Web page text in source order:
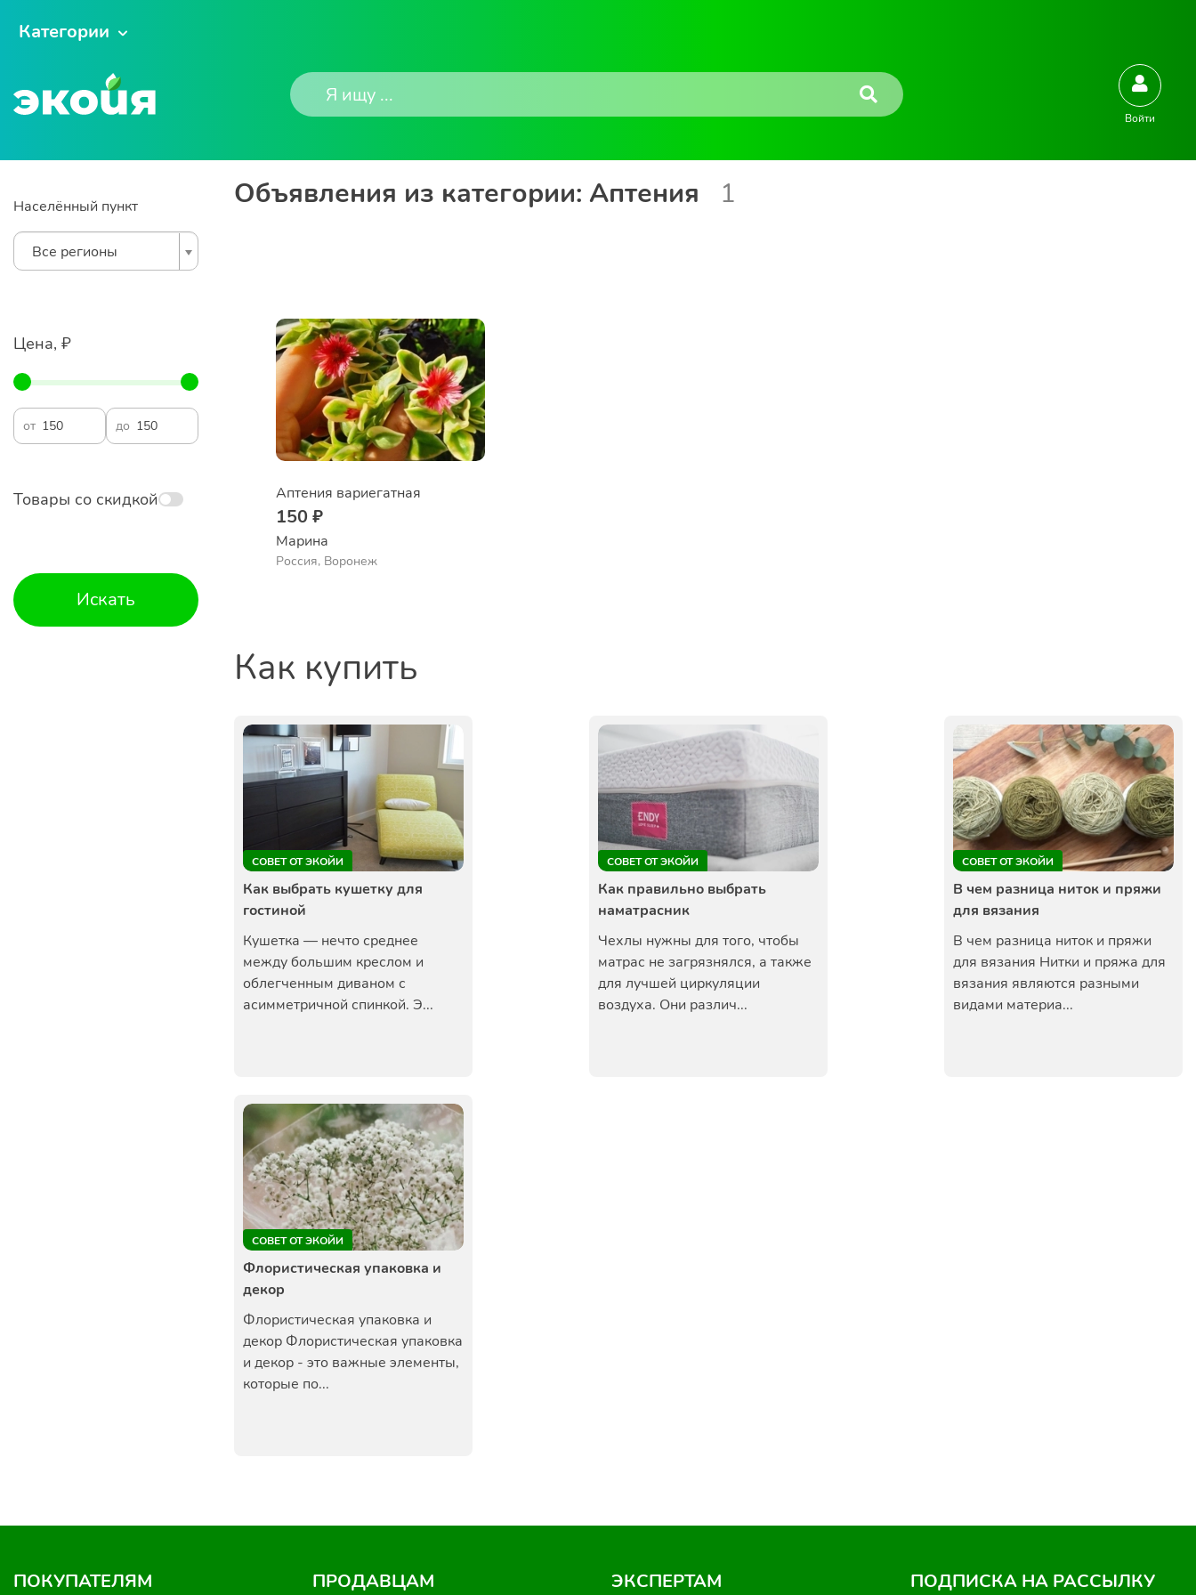
Категории
Войти
Населённый пункт
Все регионы
Цена, ₽
от до
Товары со скидкой
Искать
Объявления из категории: Аптения 1
Аптения вариегатная
150 ₽
Марина
Россия, Воронеж
Как купить
СОВЕТ ОТ ЭКОЙИ
Как выбрать кушетку для
гостиной
Кушетка — нечто среднее
между большим креслом и
облегченным диваном с
асимметричной спинкой. Э...
СОВЕТ ОТ ЭКОЙИ
Как правильно выбрать
наматрасник
Чехлы нужны для того, чтобы
матрас не загрязнялся, а также
для лучшей циркуляции
воздуха. Они различ...
СОВЕТ ОТ ЭКОЙИ
В чем разница ниток и пряжи
для вязания
В чем разница ниток и пряжи
для вязания Нитки и пряжа для
вязания являются разными
видами материа...
СОВЕТ ОТ ЭКОЙИ
Флористическая упаковка и
декор
Флористическая упаковка и
декор Флористическая упаковка
и декор - это важные элементы,
которые по...
ПОКУПАТЕЛЯМ ПРОДАВЦАМ ЭКСПЕРТАМ ПОДПИСКА НА РАССЫЛКУ